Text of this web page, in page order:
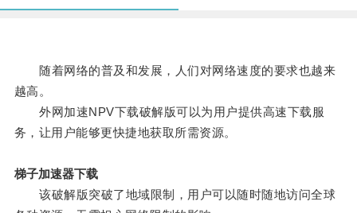
随着网络的普及和发展，人们对网络速度的要求也越来
越高。
外网加速NPV下载破解版可以为用户提供高速下载服
务，让用户能够更快捷地获取所需资源。
梯子加速器下载
该破解版突破了地域限制，用户可以随时随地访问全球